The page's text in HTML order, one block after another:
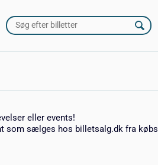
eller events!
som sælges hos billetsalg.dk fra